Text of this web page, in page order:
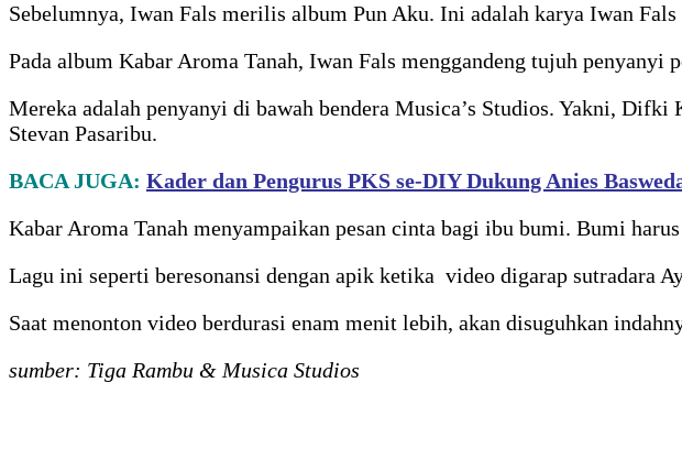
Sebelumnya, Iwan Fals merilis album Pun Aku. Ini adalah karya Iwan
Pada album Kabar Aroma Tanah, Iwan Fals menggandeng tujuh penyanyi
Mereka adalah penyanyi di bawah bendera Musica’s Studios. Yakni,
Stevan Pasaribu.
BACA JUGA: Kader dan Pengurus PKS se-DIY Dukung Anies
Kabar Aroma Tanah menyampaikan pesan cinta bagi ibu bumi. Bumi
Lagu ini seperti beresonansi dengan apik ketika video digarap sutradara
Saat menonton video berdurasi enam menit lebih, akan disuguhkan
sumber: Tiga Rambu & Musica Studios